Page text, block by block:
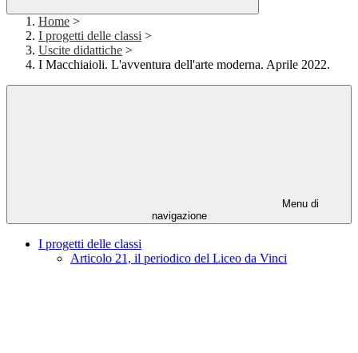
Home >
I progetti delle classi >
Uscite didattiche >
I Macchiaioli. L'avventura dell'arte moderna. Aprile 2022.
Menu di
navigazione
I progetti delle classi
Articolo 21, il periodico del Liceo da Vinci